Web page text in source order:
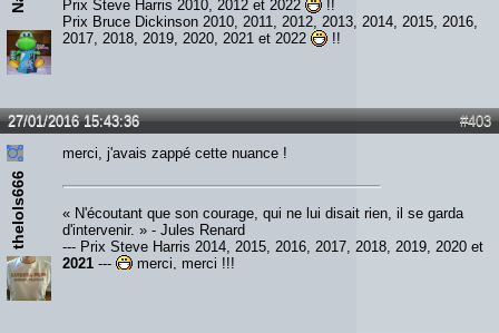
Prix Steve Harris 2010, 2012 et 2022
!!
Prix Bruce Dickinson 2010, 2011, 2012, 2013, 2014, 2015, 2016,
2017, 2018, 2019, 2020, 2021 et 2022
!!
#403
27/01/2016 15:43:36
thelols666
merci, j'avais zappé cette nuance !
« N'écoutant que son courage, qui ne lui disait rien, il se garda
d'intervenir. » - Jules Renard
--- Prix Steve Harris 2014, 2015, 2016, 2017, 2018, 2019, 2020 et
2021 --- merci, merci !!!